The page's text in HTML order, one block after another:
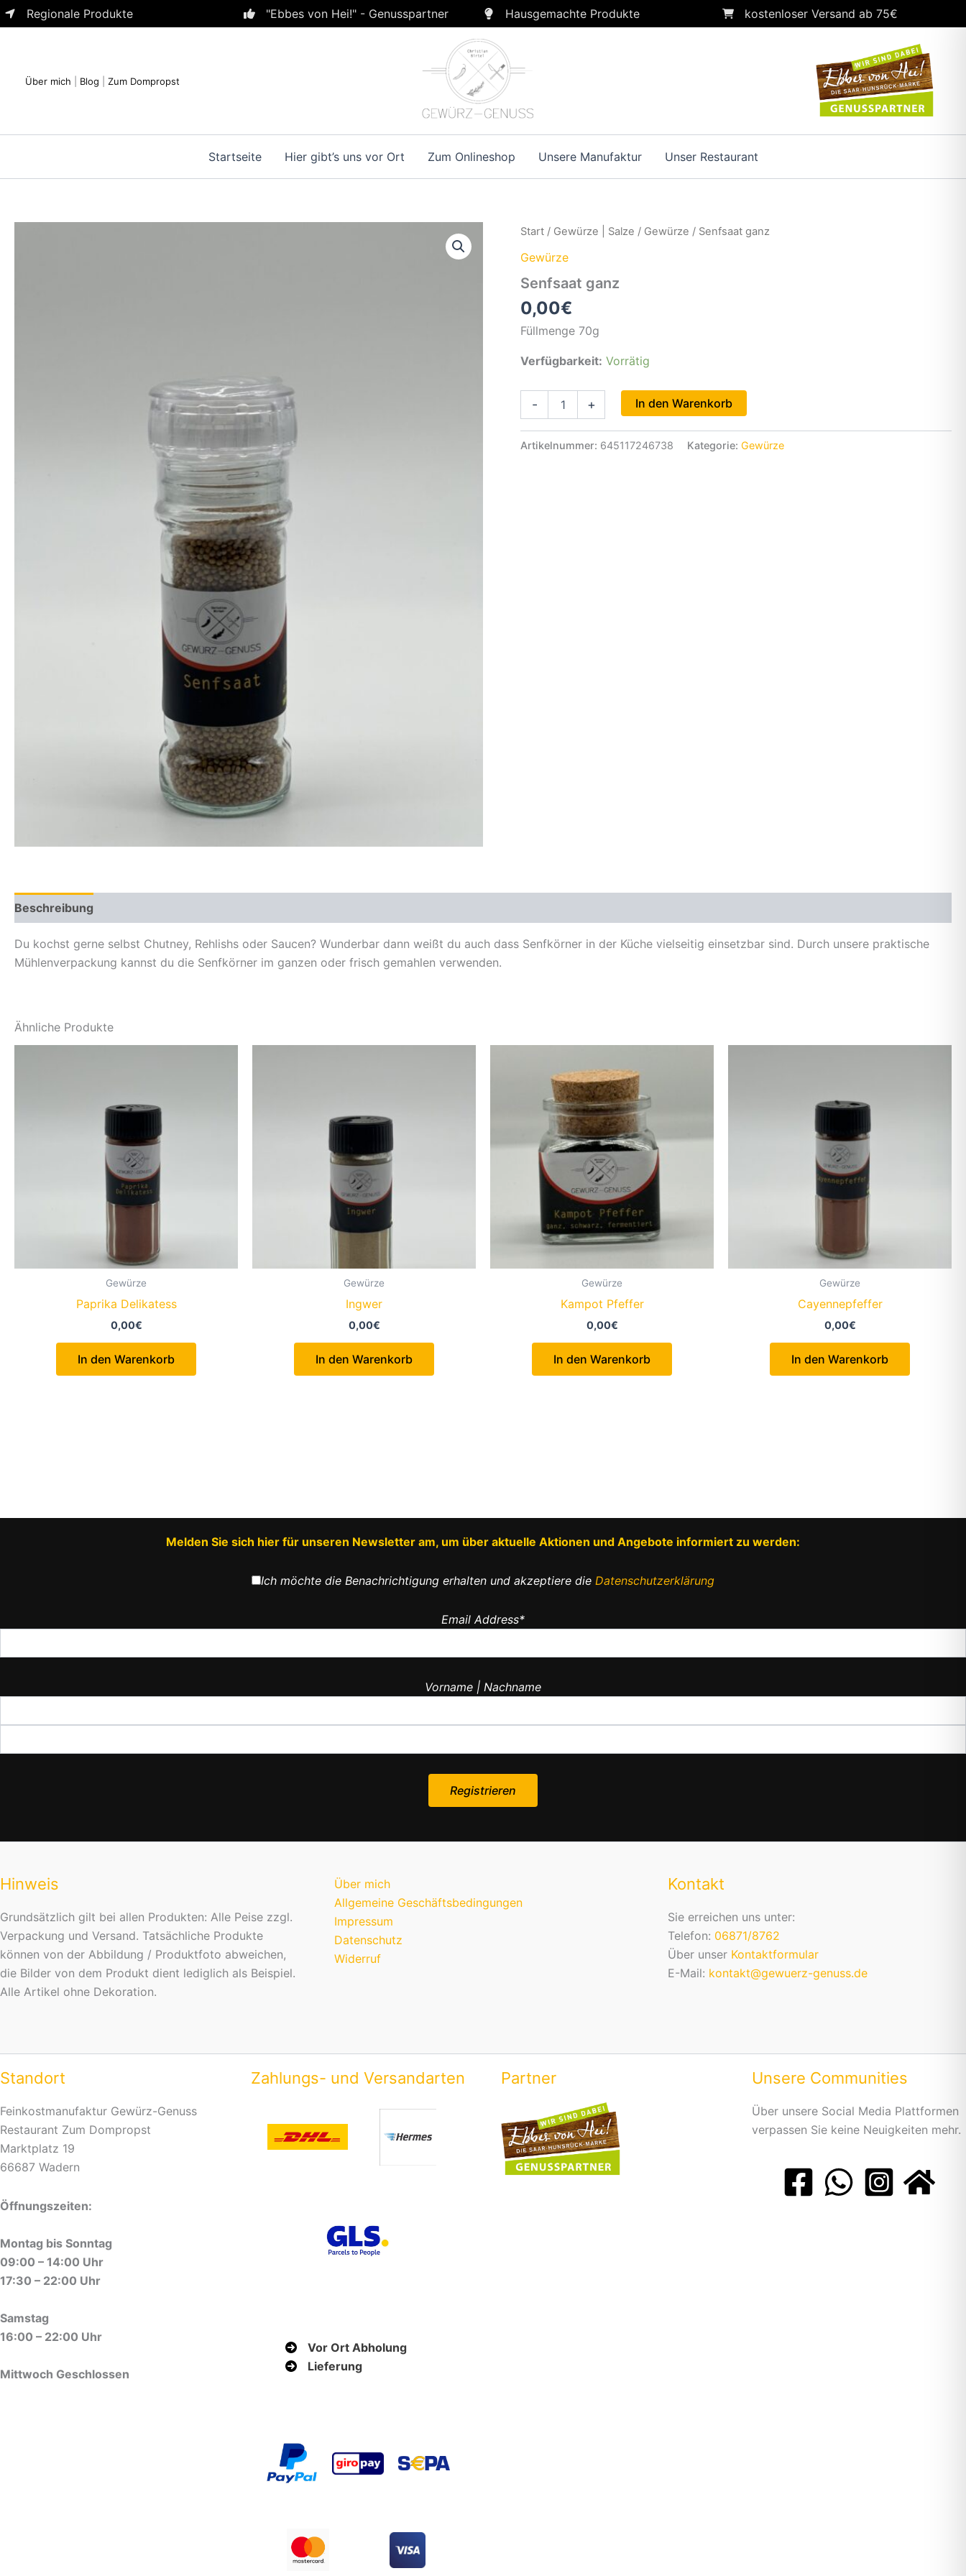
Zum
Inhalt
Regionale Produkte "Ebbes von Hei!" - Genusspartner Hausgemachte Produkte kostenloser Versand ab 75€
Über mich Blog Zum Dompropst
Startseite Hier gibt’s uns vor Ort Zum Onlineshop Unsere Manufaktur Unser Restaurant
Start / Gewürze | Salze / Gewürze / Senfsaat ganz
Gewürze
Senfsaat ganz
0,00€
Füllmenge 70g
Verfügbarkeit: Vorrätig
- + In den Warenkorb
Artikelnummer: 645117246738 Kategorie:Gewürze
Beschreibung
Du kochst gerne selbst Chutney, Rehlishs oder Saucen? Wunderbar dann weißt du auch dass Senfkörner in der Küche vielseitig einsetzbar sind. Durch unsere praktische
Mühlenverpackung kannst du die Senfkörner im ganzen oder frisch gemahlen verwenden.
Ähnliche Produkte
Gewürze
Paprika Delikatess
0,00€
In den Warenkorb
Gewürze
Ingwer
0,00€
In den Warenkorb
Gewürze
Kampot Pfeffer
0,00€
In den Warenkorb
Gewürze
Cayennepfeffer
0,00€
In den Warenkorb
Melden Sie sich hier für unseren Newsletter am, um über aktuelle Aktionen und Angebote informiert zu werden:
Ich möchte die Benachrichtigung erhalten und akzeptiere die Datenschutzerklärung
Email Address*
Vorname | Nachname
Hinweis
Grundsätzlich gilt bei allen Produkten: Alle Peise zzgl.
Verpackung und Versand. Tatsächliche Produkte
können von der Abbildung / Produktfoto abweichen,
die Bilder von dem Produkt dient lediglich als Beispiel.
Alle Artikel ohne Dekoration.
Über mich
Allgemeine Geschäftsbedingungen
Impressum
Datenschutz
Widerruf
Kontakt
Sie erreichen uns unter:
Telefon: 06871/8762
Über unser Kontaktformular
E-Mail: kontakt@gewuerz-genuss.de
Standort
Feinkostmanufaktur Gewürz-Genuss
Restaurant Zum Dompropst
Marktplatz 19
66687 Wadern
Öffnungszeiten:
Montag bis Sonntag
09:00 – 14:00 Uhr
17:30 – 22:00 Uhr
Samstag
16:00 – 22:00 Uhr
Mittwoch Geschlossen
Zahlungs- und Versandarten
Vor Ort Abholung
Lieferung
Partner Unsere Communities
Über unsere Social Media Plattformen
verpassen Sie keine Neuigkeiten mehr.